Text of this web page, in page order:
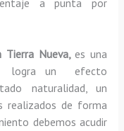
Nueva, es una
logra un efecto
naturalidad, un
realizados de forma
debemos acudir